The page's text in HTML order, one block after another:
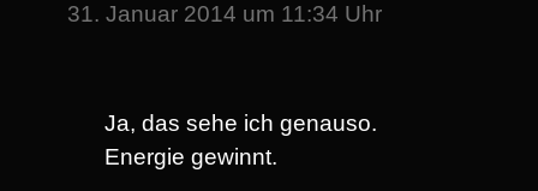
31. Januar 2014 um 11:34 Uhr
Ja, das sehe ich genauso.
Energie gewinnt.